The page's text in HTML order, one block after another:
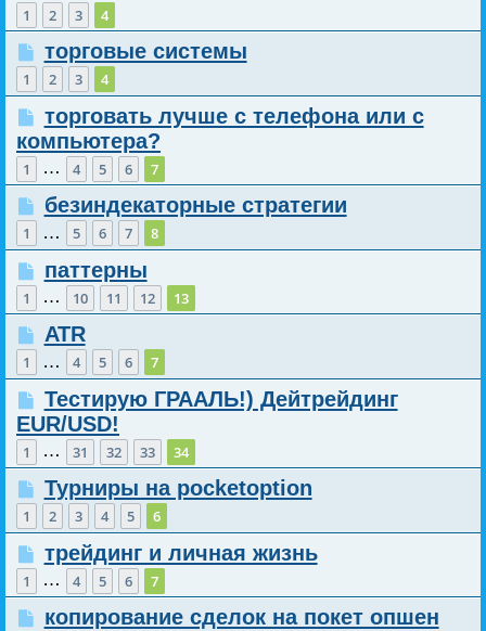
1 2 3 4
торговые системы
1 2 3 4
торговать лучше с телефона или с
компьютера?
1 … 4 5 6 7
безиндекаторные стратегии
1 … 5 6 7 8
паттерны
1 … 10 11 12 13
ATR
1 … 4 5 6 7
Тестирую ГРААЛЬ!) Дейтрейдинг
EUR/USD!
1 … 31 32 33 34
Турниры на pocketoption
1 2 3 4 5 6
трейдинг и личная жизнь
1 … 4 5 6 7
копирование сделок на покет опшен